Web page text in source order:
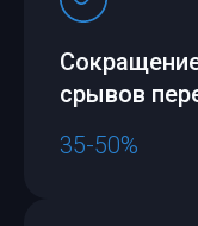
срывов
35-50%